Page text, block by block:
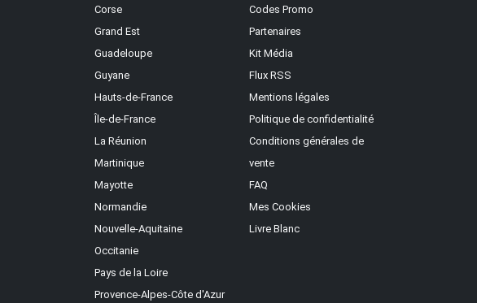
Corse
Grand Est
Guadeloupe
Guyane
Hauts-de-France
Île-de-France
La Réunion
Martinique
Mayotte
Normandie
Nouvelle-Aquitaine
Occitanie
Pays de la Loire
Provence-Alpes-Côte d'Azur
Codes Promo
Partenaires
Kit Média
Flux RSS
Mentions légales
Politique de confidentialité
Conditions générales de
vente
FAQ
Mes Cookies
Livre Blanc